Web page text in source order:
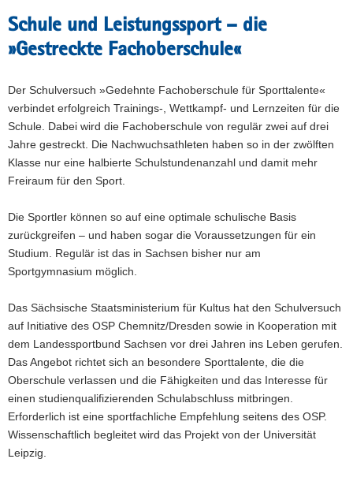
Schule und Leistungssport – die
»Gestreckte Fachoberschule«
Der Schulversuch »Gedehnte Fachoberschule für Sporttalente«
verbindet erfolgreich Trainings-, Wettkampf- und Lernzeiten für die
Schule. Dabei wird die Fachoberschule von regulär zwei auf drei
Jahre gestreckt. Die Nachwuchsathleten haben so in der zwölften
Klasse nur eine halbierte Schulstundenanzahl und damit mehr
Freiraum für den Sport.
Die Sportler können so auf eine optimale schulische Basis
zurückgreifen – und haben sogar die Voraussetzungen für ein
Studium. Regulär ist das in Sachsen bisher nur am
Sportgymnasium möglich.
Das Sächsische Staatsministerium für Kultus hat den Schulversuch
auf Initiative des OSP Chemnitz/Dresden sowie in Kooperation mit
dem Landessportbund Sachsen vor drei Jahren ins Leben gerufen.
Das Angebot richtet sich an besondere Sporttalente, die die
Oberschule verlassen und die Fähigkeiten und das Interesse für
einen studienqualifizierenden Schulabschluss mitbringen.
Erforderlich ist eine sportfachliche Empfehlung seitens des OSP.
Wissenschaftlich begleitet wird das Projekt von der Universität
Leipzig.